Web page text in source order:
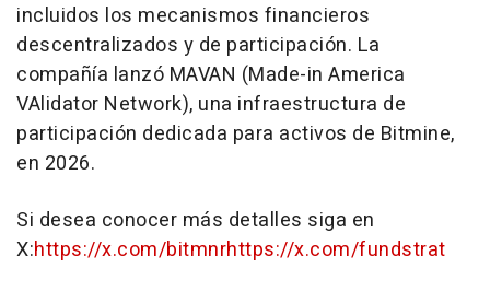
incluidos los mecanismos financieros
descentralizados y de participación. La
compañía lanzó MAVAN (Made-in America
VAlidator Network), una infraestructura de
participación dedicada para activos de Bitmine,
en 2026.
Si desea conocer más detalles siga en
X:https://x.com/bitmnrhttps://x.com/fundstrat